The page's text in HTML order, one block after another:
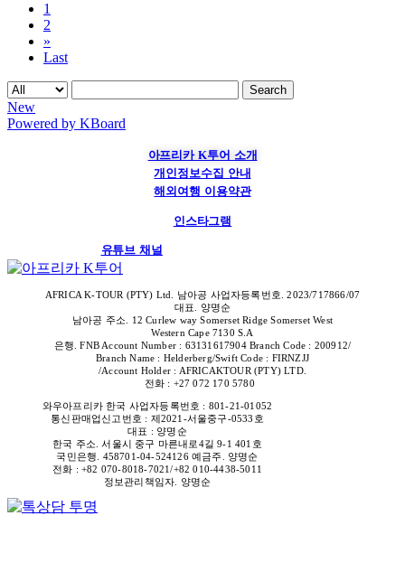
1
2
»
Last
Search
New
Powered by KBoard
아프리카 K투어 소개
개인정보수집 안내
해외여행 이용약관
인스타그램
유튜브 채널
AFRICA K-TOUR (PTY) Ltd. 남아공 사업자등록번호. 2023/717866/07
대표. 양명순
남아공 주소. 12 Curlew way Somerset Ridge Somerset West
Western Cape 7130 S.A
은행. FNB Account Number : 63131617904 Branch Code : 200912/
Branch Name : Helderberg/Swift Code : FIRNZJJ
/Account Holder : AFRICAKTOUR (PTY) LTD.
전화 : +27 072 170 5780
와우아프리카 한국 사업자등록번호 : 801-21-01052
통신판매업신고번호 : 제2021-서울중구-0533 호
대표 : 양명순
한국 주소. 서울시 중구 마른내로4길 9-1 401호
국민은행. 458701-04-524126 예금주. 양명순
전화 : +82 070-8018-7021/+82 010-4438-5011
정보관리책임자. 양명순